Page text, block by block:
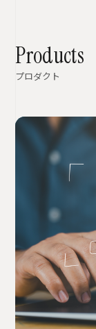
Products
プロダクト